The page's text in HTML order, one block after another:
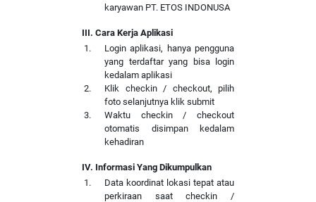
karyawan PT. ETOS INDONUSA
III. Cara Kerja Aplikasi
Login aplikasi, hanya pengguna
yang terdaftar yang bisa login
kedalam aplikasi
Klik checkin / checkout, pilih
foto selanjutnya klik submit
Waktu checkin / checkout
otomatis disimpan kedalam
kehadiran
IV. Informasi Yang Dikumpulkan
Data koordinat lokasi tepat atau
perkiraan saat checkin /